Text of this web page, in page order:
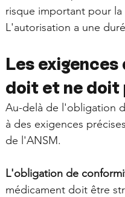
risque important pour
L'autorisation a une
Les
doit et ne doit
Au-delà de l'obligation
à des exigences
de l'ANSM.
L'obligation de
médicament doit être